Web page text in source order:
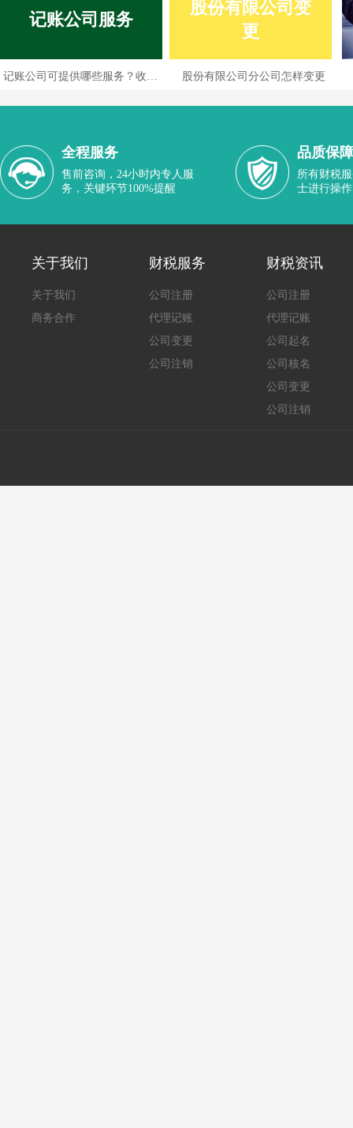
记账公司服务
记账公司可提供哪些服务？收费情况如何？
股份有限公司变
更
股份有限公司分公司怎样变更
全程服务
售前咨询，24小时内专人服
务，关键环节100%提醒
品质保障
所有财税
士进行操作
关于我们
关于我们
商务合作
财税服务
公司注册
代理记账
公司变更
公司注销
财税资讯
公司注册
代理记账
公司起名
公司核名
公司变更
公司注销